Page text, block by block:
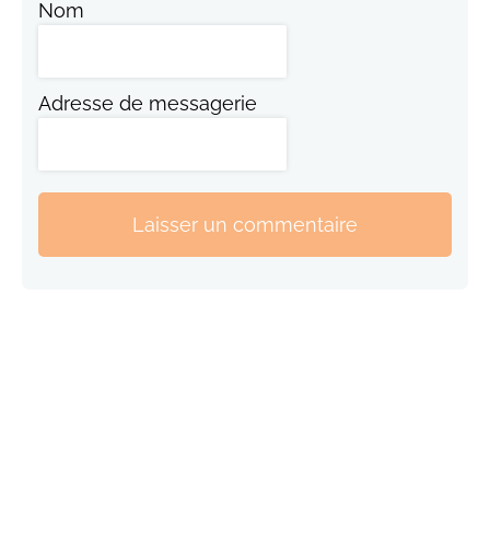
Nom
Adresse de messagerie
Laisser un commentaire